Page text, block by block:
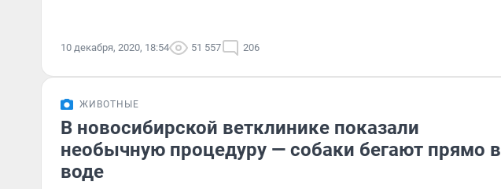
10 декабря, 2020, 18:54 51 557 206
ЖИВОТНЫЕ
В новосибирской ветклинике показали
необычную процедуру — собаки бегают прямо в
воде